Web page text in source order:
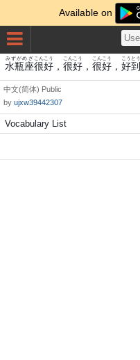
Available on
水瓶座
みずがめざ
很
こん
好
こう
， 很
こん
好
こう
， 很
こん
好
こう
， 好
こう
到
とう
中文(简体) Public
by ujxw39442307
Vocabulary List